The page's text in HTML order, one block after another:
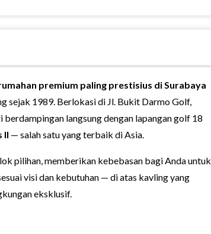
premium paling prestisius di Surabaya
sejak 1989. Berlokasi di Jl. Bukit Darmo Golf,
langsung dengan lapangan golf 18
II — salah satu yang terbaik di Asia.
pilihan, memberikan kebebasan bagi Anda untuk
visi dan kebutuhan — di atas kavling yang
eksklusif.